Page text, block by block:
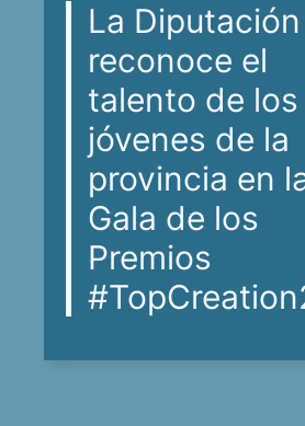
La Diputación
reconoce el
talento de los
jóvenes de la
provincia en
Gala de los
Premios